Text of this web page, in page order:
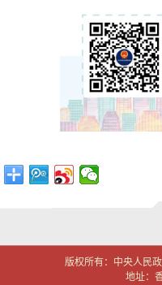
版权所有：中央人民
地址：